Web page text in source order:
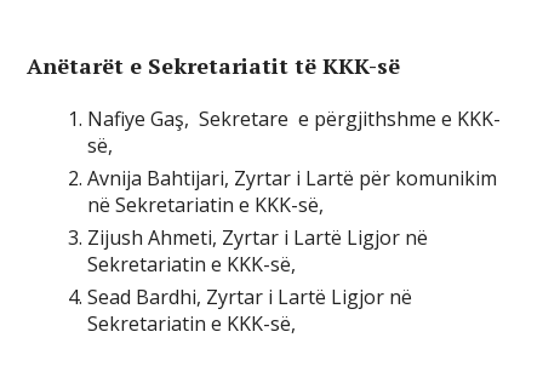
Anëtarët e Sekretariatit të KKK-së
Nafiye Gaş, Sekretare e përgjithshme e KKK-
së,
Avnija Bahtijari, Zyrtar i Lartë për komunikim
në Sekretariatin e KKK-së,
Zijush Ahmeti, Zyrtar i Lartë Ligjor në
Sekretariatin e KKK-së,
Sead Bardhi, Zyrtar i Lartë Ligjor në
Sekretariatin e KKK-së,